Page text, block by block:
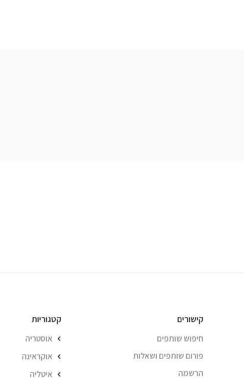
קטגוריות
אוסטריה
אוקראינה
איטליה
קישורים
חיפוש שותפים
פורום שותפים ושאלות
הרשמה